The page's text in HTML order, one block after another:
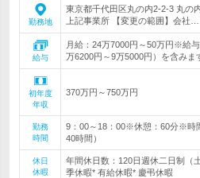
勤務地
東京都千代田区丸の内2-2-3 丸の
上記事業所 【変更の範囲】会社…
給与
月給：24万7000円～50万円※給
万6200円～9万5000円）を含みま
初年度
年収
370万円～750万円
勤務
時間
9：00～18：00※休憩：60分※時
40時間）
休日
休暇
年間休日数：120日週休二日制（
季休暇* 有給休暇* 慶弔休暇